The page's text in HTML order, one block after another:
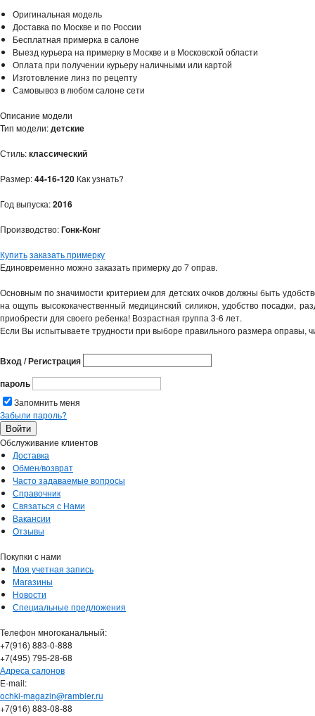
Оригинальная модель
Доставка по Москве и по России
Бесплатная примерка в салоне
Выезд курьера на примерку в Москве и в Московской области
Оплата при получении курьеру наличными или картой
Изготовление линз по рецепту
Самовывоз в любом салоне сети
Описание модели
Тип модели:детские
Стиль:классический
Размер:44-16-120 Как узнать?
Год выпуска:2016
Производство:Гонк-Конг
Купитьзаказать примерку
Единовременно можно заказать примерку до 7 оправ.
Основным по значимости критерием для детских очков должны быть
на ощупь высококачественный медицинский силикон, удобство посадки,
приобрести для своего ребенка! Возрастная группа 3-6 лет.
Если Вы испытываете трудности при выборе правильного размера оправы,
Вход / Регистрация
пароль
Запомнить меня
Забыли пароль?
Обслуживание клиентов
Доставка
Обмен/возврат
Часто задаваемые вопросы
Справочник
Связаться с Нами
Вакансии
Отзывы
Покупки с нами
Моя учетная запись
Магазины
Новости
Специальные предложения
Телефон многоканальный:
+7(916) 883-0-888
+7(495) 795-28-68
Адреса салонов
Е-mail:
ochki-magazin@rambler.ru
+7(916) 883-08-88